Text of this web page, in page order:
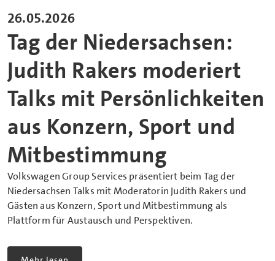
26.05.2026
Tag der Niedersachsen:
Judith Rakers moderiert
Talks mit Persönlichkeiten
aus Konzern, Sport und
Mitbestimmung
Volkswagen Group Services präsentiert beim Tag der
Niedersachsen Talks mit Moderatorin Judith Rakers und
Gästen aus Konzern, Sport und Mitbestimmung als
Plattform für Austausch und Perspektiven.